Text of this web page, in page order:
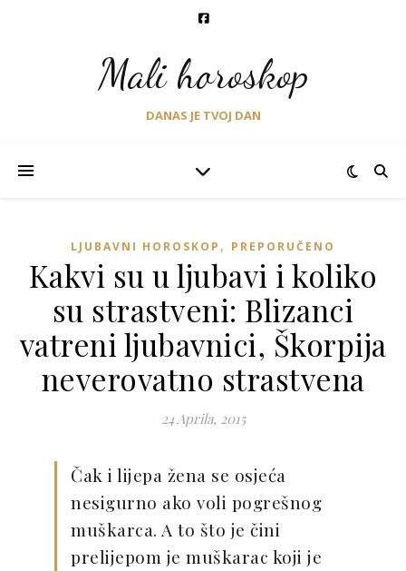
Mali horoskop
DANAS JE TVOJ DAN
LJUBAVNI HOROSKOP , PREPORUČENO
Kakvi su u ljubavi i koliko
su strastveni: Blizanci
vatreni ljubavnici, Škorpija
neverovatno strastvena
24 Aprila, 2015
Čak i lijepa žena se osjeća
nesigurno ako voli pogrešnog
muškarca. A to što je čini
prelijepom je muškarac koji je